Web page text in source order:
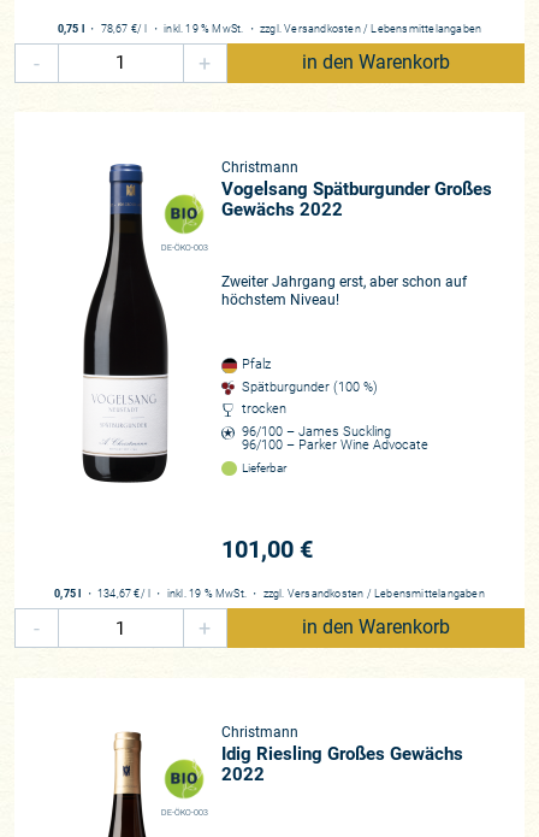
0,75 l ・ 78,67 €/ l ・inkl. 19 % MwSt. ・ zzgl.Versandkosten / Lebensmittelangaben
- + in den Warenkorb
DE-ÖKO-003
Christmann
Vogelsang Spätburgunder Großes
Gewächs 2022
Zweiter Jahrgang erst, aber schon auf
höchstem Niveau!
Pfalz
Spätburgunder (100 %)
trocken
96/100 – James Suckling
96/100 – Parker Wine Advocate
Lieferbar
101,00 €
0,75 l ・ 134,67 €/ l ・ inkl. 19 % MwSt. ・ zzgl. Versandkosten / Lebensmittelangaben
- + in den Warenkorb
DE-ÖKO-003
Christmann
Idig Riesling Großes Gewächs
2022